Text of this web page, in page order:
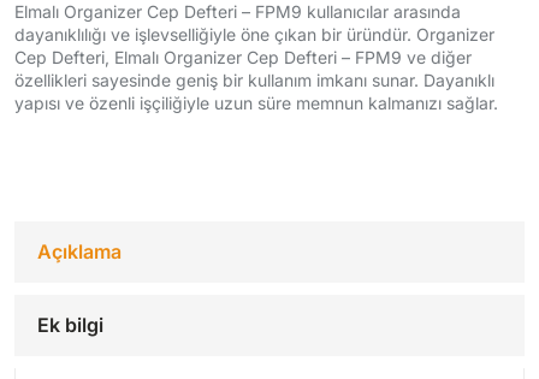
Elmalı Organizer Cep Defteri – FPM9 kullanıcılar arasında
dayanıklılığı ve işlevselliğiyle öne çıkan bir üründür. Organizer
Cep Defteri, Elmalı Organizer Cep Defteri – FPM9 ve diğer
özellikleri sayesinde geniş bir kullanım imkanı sunar. Dayanıklı
yapısı ve özenli işçiliğiyle uzun süre memnun kalmanızı sağlar.
Açıklama
Ek bilgi